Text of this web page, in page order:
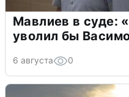
Мавлиев в суде:
уволил бы
6 августа 0